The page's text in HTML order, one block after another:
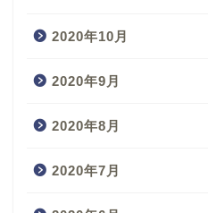
2020年10月
2020年9月
2020年8月
2020年7月